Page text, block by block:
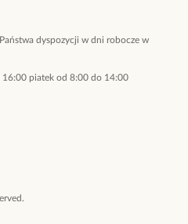
dyspozycji w dni robocze w
16:00 piatek od 8:00 do 14:00